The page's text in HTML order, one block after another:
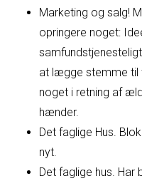
Marketing og salg!
opringere noget:
at lægge stemme til
noget i retning af
hænder.
Det faglige Hus.
nyt.
Det faglige hus. Har